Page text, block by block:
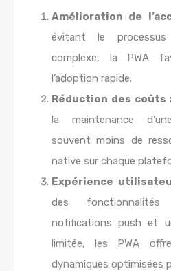
Amélioration de
évitant le processus
complexe, la PWA
l’adoption rapide.
Réduction des coûts
la maintenance
souvent moins de
native sur chaque
Expérience
des
notifications push et
limitée, les PWA
dynamiques optimisées